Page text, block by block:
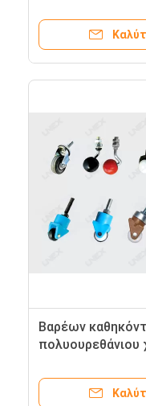
αλέθοντας
Βαρέων
πολυουρεθάνιου
καστόρων για τη
επεξεργασίας